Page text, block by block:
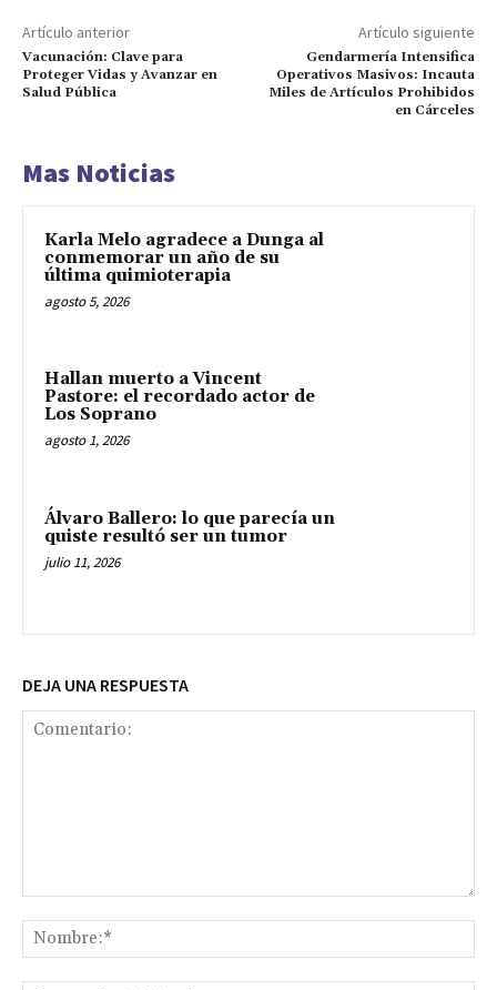
Artículo anterior
Vacunación: Clave para
Proteger Vidas y Avanzar en
Salud Pública
Artículo siguiente
Gendarmería Intensifica
Operativos Masivos: Incauta
Miles de Artículos Prohibidos
en Cárceles
Mas Noticias
Karla Melo agradece a Dunga al
conmemorar un año de su
última quimioterapia
agosto 5, 2026
Hallan muerto a Vincent
Pastore: el recordado actor de
Los Soprano
agosto 1, 2026
Álvaro Ballero: lo que parecía un
quiste resultó ser un tumor
julio 11, 2026
DEJA UNA RESPUESTA